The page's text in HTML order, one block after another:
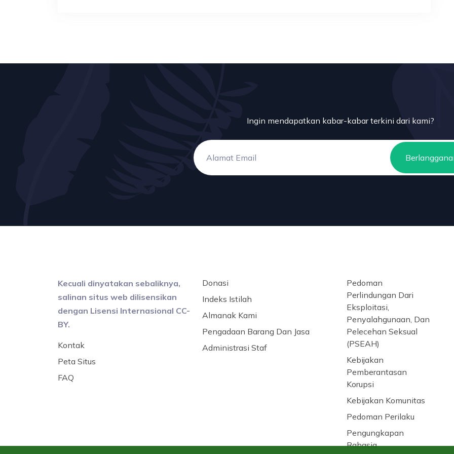
Ingin mendapatkan kabar-kabar terkini dari kami?
Kecuali dinyatakan sebaliknya,
salinan situs web dilisensikan
dengan Lisensi Internasional CC-
BY.
Kontak
Peta Situs
FAQ
Donasi
Indeks Istilah
Almanak Kami
Pengadaan Barang Dan Jasa
Administrasi Staf
Pedoman
Perlindungan Dari
Eksploitasi,
Penyalahgunaan, Dan
Pelecehan Seksual
(PSEAH)
Kebijakan
Pemberantasan
Korupsi
Kebijakan Komunitas
Pedoman Perilaku
Pengungkapan
Rahasia